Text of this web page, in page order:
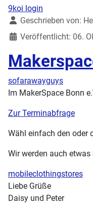
9koi login
DetailsGeschrieben von:
Veröffentlicht: 06.
sofarawayguys
Im MakerSpace Bonn
Zur Terminabfrage
Wähl einfach den oder
Wir werden auch
mobileclothingstores
Liebe Grüße
Daisy und Peter